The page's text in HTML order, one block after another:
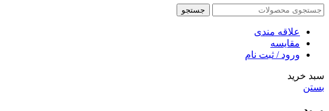
جستجو
علاقه مندی
مقایسه
ورود / ثبت نام
سبد خرید
بستن